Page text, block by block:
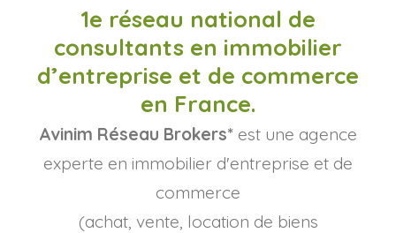
1e réseau national de
consultants en immobilier
d’entreprise et de commerce
en France.
Avinim Réseau Brokers* est une agence
experte en immobilier d'entreprise et de
commerce
(achat, vente, location de biens